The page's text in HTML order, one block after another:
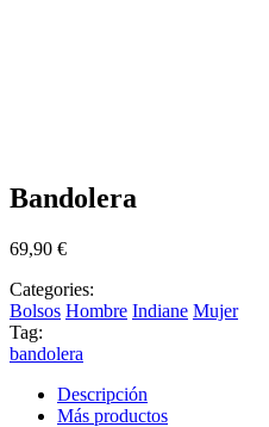
Bandolera
69,90 €
Categories:
Bolsos Hombre Indiane Mujer
Tag:
bandolera
Descripción
Más productos